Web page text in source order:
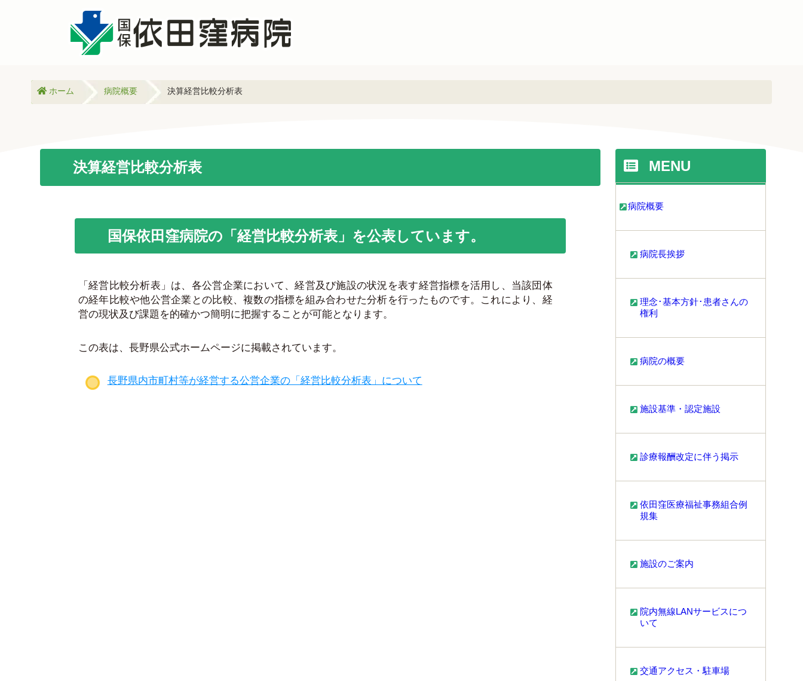
ホーム 病院概要 決算経営比較分析表
決算経営比較分析表
国保依田窪病院の「経営比較分析表」を公表しています。
「経営比較分析表」は、各公営企業において、経営及び施設の状況を表す経営指標を活用し、当該団体
の経年比較や他公営企業との比較、複数の指標を組み合わせた分析を行ったものです。これにより、経
営の現状及び課題を的確かつ簡明に把握することが可能となります。
この表は、長野県公式ホームページに掲載されています。
長野県内市町村等が経営する公営企業の「経営比較分析表」について
MENU
病院概要
病院長挨拶
理念･基本方針･患者さんの
権利
病院の概要
施設基準・認定施設
診療報酬改定に伴う掲示
依田窪医療福祉事務組合例
規集
施設のご案内
院内無線LANサービスにつ
いて
交通アクセス・駐車場